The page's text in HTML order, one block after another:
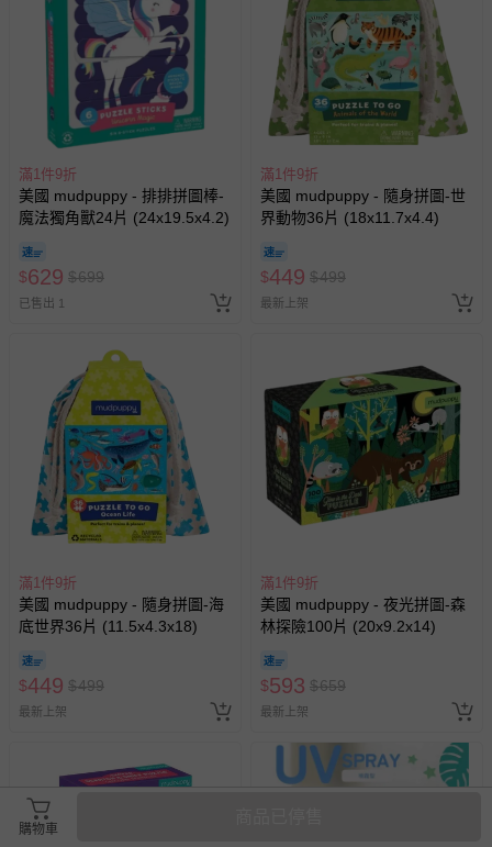
滿1件9折
美國 mudpuppy - 排排拼圖棒-
魔法獨角獸24片 (24x19.5x4.2)
$629 $699
已售出 1
滿1件9折
美國 mudpuppy - 隨身拼圖-世
界動物36片 (18x11.7x4.4)
$449 $499
最新上架
滿1件9折
美國 mudpuppy - 隨身拼圖-海
底世界36片 (11.5x4.3x18)
$449 $499
最新上架
滿1件9折
美國 mudpuppy - 夜光拼圖-森
林探險100片 (20x9.2x14)
$593 $659
最新上架
購物車